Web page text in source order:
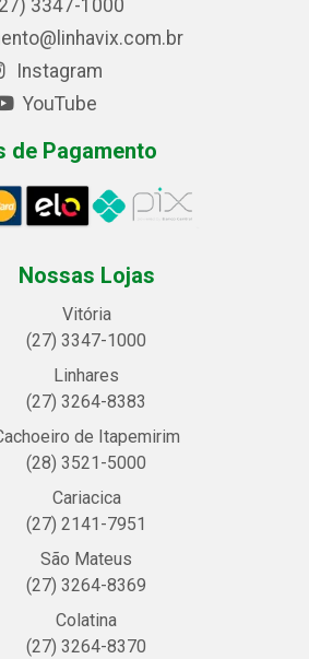
3347-1000
Instagram
YouTube
de Pagamento
Nossas Lojas
Vitória
(27) 3347-1000
Linhares
(27) 3264-8383
de Itapemirim
(28) 3521-5000
Cariacica
(27) 2141-7951
São Mateus
(27) 3264-8369
Colatina
(27) 3264-8370